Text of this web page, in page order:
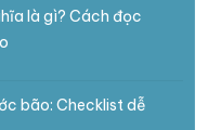
là gì? Cách đọc
bão: Checklist dễ